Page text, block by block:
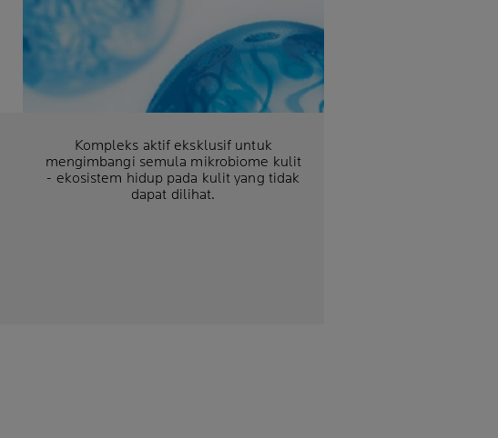
Kompleks aktif eksklusif untuk
mengimbangi semula mikrobiome kulit
- ekosistem hidup pada kulit yang tidak
dapat dilihat.